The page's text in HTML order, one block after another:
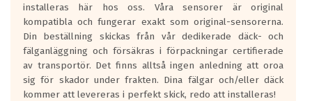
CARMANI 17 Fritz
ET: 30
4232 kr
10.0x22
CARMANI 17 Fritz
installeras här hos oss. Våra sensorer är original
kompatibla och fungerar exakt som original-sensorerna.
Din beställning skickas från vår dedikerade däck- och
fälganläggning och försäkras i förpackningar certifierade
av transportör. Det finns alltså ingen anledning att oroa
sig för skador under frakten. Dina fälgar och/eller däck
kommer att levereras i perfekt skick, redo att installeras!